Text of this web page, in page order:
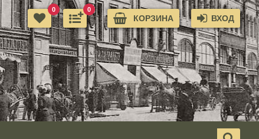
ВХОД
КОРЗИНА
0
0